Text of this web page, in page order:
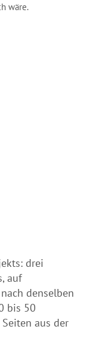
wäre.
drei
auf
denselben
bis 50
aus der